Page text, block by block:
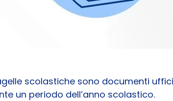
scolastiche sono documenti
un periodo dell’anno scolastico.